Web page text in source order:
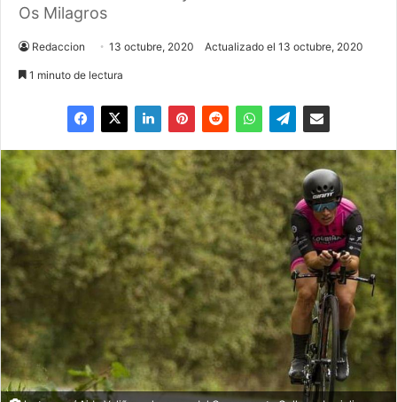
Os Milagros
Redaccion 13 octubre, 2020 Actualizado el 13 octubre, 2020
1 minuto de lectura